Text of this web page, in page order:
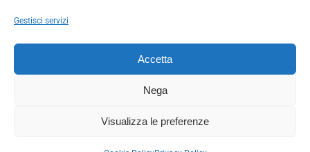
Gestisci servizi
Accetta
Nega
Visualizza le preferenze
La Società ha inoltre adottato un proprio Codice Etico, consultabile al seguente link:
Scarica il Codice Etico